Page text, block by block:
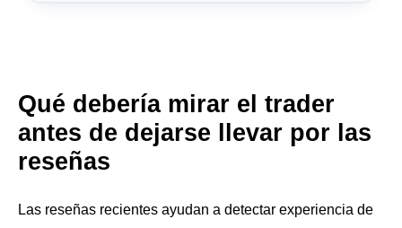
Qué debería mirar el trader
antes de dejarse llevar por las
reseñas
Las reseñas recientes ayudan a detectar experiencia de